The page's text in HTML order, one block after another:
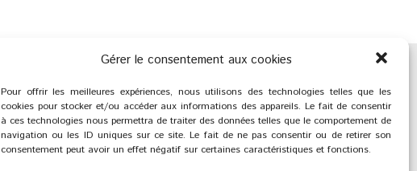
Gérer le consentement aux cookies
Pour offrir les meilleures expériences, nous utilisons des technologies telles que les
cookies pour stocker et/ou accéder aux informations des appareils. Le fait de consentir
à ces technologies nous permettra de traiter des données telles que le comportement de
navigation ou les ID uniques sur ce site. Le fait de ne pas consentir ou de retirer son
consentement peut avoir un effet négatif sur certaines caractéristiques et fonctions.